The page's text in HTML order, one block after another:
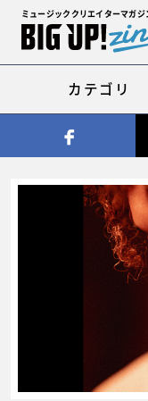
ミュージッククリエイターマガジ
カテゴリ